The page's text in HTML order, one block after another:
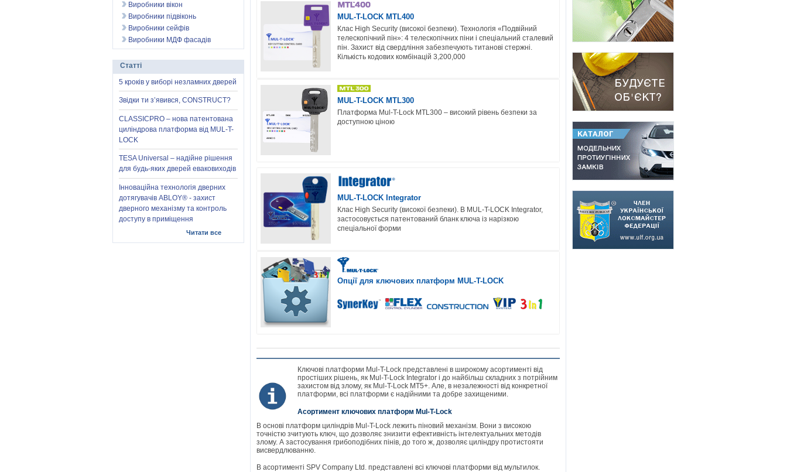
MUL-T-LOCK MTL400
Клас High Security (високої безпеки). Технологія «Подвійний
телескопічний пін»: 4 телескопічних піни і спеціальний сталевий
пін. Захист від свердління забезпечують титанові стержні.
Кількість кодових комбінацій 3,200,000
MUL-T-LOCK MTL300
Платформа Mul-T-Lock MTL300 – високий рівень безпеки за
доступною ціною
MUL-T-LOCK Integrator
Клас High Security (високої безпеки). В MUL-T-LOCK Integrator,
застосовується патентований бланк ключа із нарізкою
спеціальної форми
Опції для ключових платформ MUL-T-LOCK
Ключові платформи Mul-T-Lock представлені в широкому асортименті від
простіших рішень, як Mul-T-Lock Integrator і до найбільш складних з потрійним
захистом від злому, як Mul-T-Lock MT5+. Але, в незалежності від конкретної
платформи, всі платформи є надійними та добре захищеними.
Асортимент ключових платформ Mul-T-Lock
В основі платформ циліндрів Mul-T-Lock лежить піновий механізм. Вони з високою
точністю зчитують ключ, що дозволяє знизити ефективність інтелектуальних методів
злому. А застосування грибоподібних пінів, до того ж, дозволяє циліндру протистояти
висвердлюванню.
В асортименті SPV Company Ltd. представлені всі ключові платформи від мультилок.
Виробники вікон
Виробники підвіконь
Виробники сейфів
Виробники МДФ фасадів
Статті
5 кроків у виборі незламних дверей
Звідки ти з’явився, CONSTRUCT?
CLASSICPRO – нова патентована
циліндрова платформа від MUL-T-
LOCK
TESA Universal – надійне рішення
для будь-яких дверей еваковиходів
Інноваційна технологія дверних
дотягувачів ABLOY® - захист
дверного механізму та контроль
доступу в приміщення
Читати все